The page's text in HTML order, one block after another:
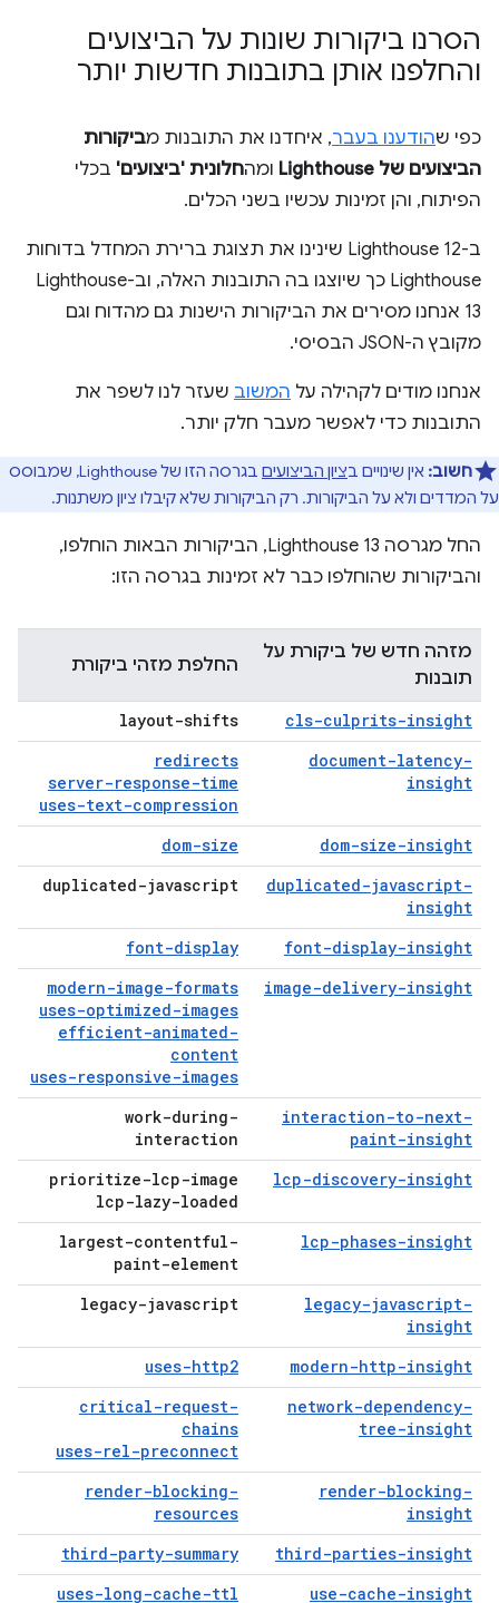
הסרנו ביקורות שונות על הביצועים
והחלפנו אותן בתובנות חדשות יותר
כפי שהודענו בעבר, איחדנו את התובנות מביקורות
הביצועים של Lighthouse
ומהחלונית 'ביצועים' בכלי
הפיתוח, והן זמינות עכשיו בשני הכלים.
ב-Lighthouse 12 שינינו את תצוגת ברירת המחדל בדוחות
Lighthouse כך שיוצגו בה התובנות האלה, וב-Lighthouse
13 אנחנו מסירים את הביקורות הישנות גם מהדוח וגם
מקובץ ה-JSON הבסיסי.
אנחנו מודים לקהילה על המשוב שעזר לנו לשפר את
התובנות כדי לאפשר מעבר חלק יותר.
חשוב: אין שינויים בציון הביצועים
בגרסה הזו של Lighthouse, שמבוסס
על המדדים ולא על הביקורות. רק הביקורות שלא קיבלו ציון משתנות.
החל מגרסה Lighthouse 13, הביקורות הבאות הוחלפו,
והביקורות שהוחלפו כבר לא זמינות בגרסה הזו:
מזהה חדש של ביקורת על
תובנות
החלפת מזהי ביקורת
cls-culprits-insight
layout-shifts
document-latency-
insight
redirects
server-response-time
uses-text-compression
dom-size-insight
dom-size
duplicated-javascript-
insight
duplicated-javascript
font-display-insight
font-display
image-delivery-insight
modern-image-formats
uses-optimized-images
efficient-animated-
content
uses-responsive-images
interaction-to-next-
paint-insight
work-during-
interaction
lcp-discovery-insight
prioritize-lcp-image
lcp-lazy-loaded
lcp-phases-insight
largest-contentful-
paint-element
legacy-javascript-
insight
legacy-javascript
modern-http-insight
uses-http2
network-dependency-
tree-insight
critical-request-
chains
uses-rel-preconnect
render-blocking-
insight
render-blocking-
resources
third-parties-insight
third-party-summary
use-cache-insight
uses-long-cache-ttl